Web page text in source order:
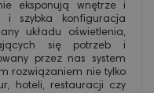
eksponują wnętrze i
i szybka konfiguracja
układu oświetlenia,
się potrzeb i
przez nas system
rozwiązaniem nie tylko
hoteli, restauracji czy